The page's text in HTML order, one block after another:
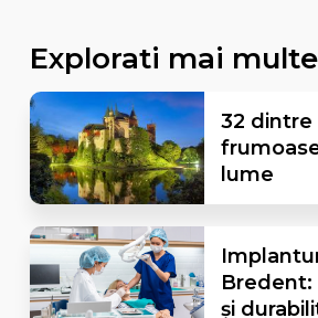
Explorati mai multe
32 dintre
lume
Bredent:
și